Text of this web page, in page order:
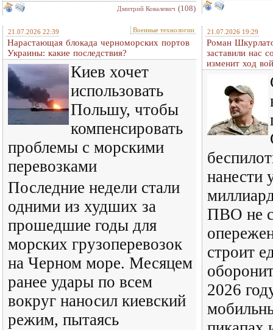
Дмитрий Ковалевич (108)
21.07.2026 22:39 Военные технологии
Нарастающая блокада черноморских портов
Украины: какие последствия?
Киев хочет
использовать
Польшу, чтобы
компенсировать
проблемы с морскими
перевозками
Последние недели стали
одними из худших за
прошедшие годы для
морских грузоперевозок
на Черном море. Месяцем
ранее удары по всем
вокруг наносил киевский
режим, пытаясь
21.07.2026 19:29
Роман
заставили нас
изменит ход
нанести
ПВО не
строит
2026